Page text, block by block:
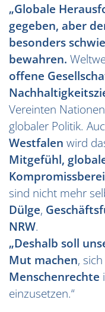
„Globale
gegeben, aber
besonders
bewahren.
offene
Vereinten
globaler Politik.
Westfalen wird
Mitgefühl,
sind nicht mehr
Dülge,
NRW.
„Deshalb soll
Mut machen,
Menschenrechte
einzusetzen.“